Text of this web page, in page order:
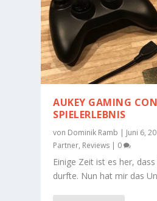
AUKEY GAMING
SPIELERLEBNIS
von Dominik Ramb | Juni 6,
Partner, Reviews | 0
Einige Zeit ist es her,
durfte. Nun hat mir das